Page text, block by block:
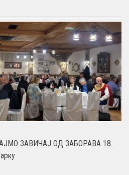
ЗАВИЧАЈ ОД ЗАБОРАВА 18.